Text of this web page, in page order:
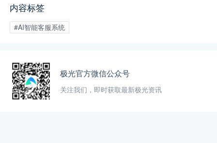
内容标签
#AI智能客服系统
极光官方微信公众号
关注我们，即时获取最新极光资讯